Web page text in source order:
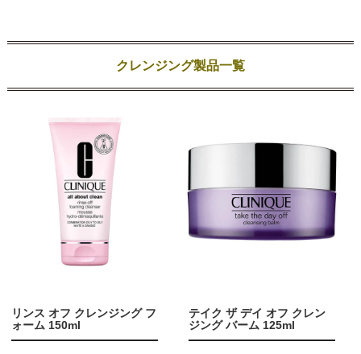
クレンジング製品一覧
リンス オフ クレンジング フ
ォーム 150ml
テイク ザ デイ オフ クレン
ジング バーム 125ml